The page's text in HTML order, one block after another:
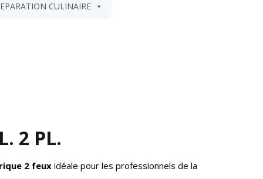
CULINAIRE
2 PL.
2 feux idéale pour les professionnels de la